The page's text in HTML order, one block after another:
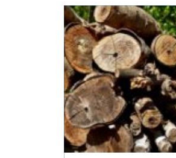
länge tar det, vad säger
detaljplanen och hur
påverkas tidsplanen? På
Gotland tillkommer
dessutom särskilda
hänsyn, som kultur...